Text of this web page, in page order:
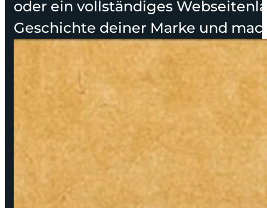
oder ein vollständiges
Geschichte deiner Marke und